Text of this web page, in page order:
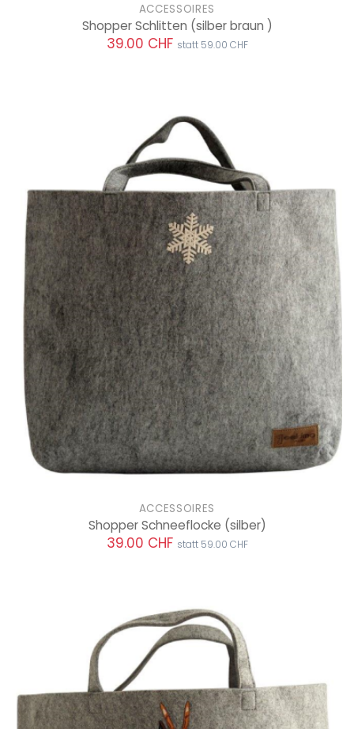
ACCESSOIRES
Shopper Schlitten (silber braun )
39.00 CHF statt 59.00 CHF
ACCESSOIRES
Shopper Schneeflocke (silber)
39.00 CHF statt 59.00 CHF